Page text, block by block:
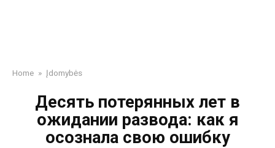
Home » Įdomybės
Десять потерянных лет в
ожидании развода: как я
осознала свою ошибку